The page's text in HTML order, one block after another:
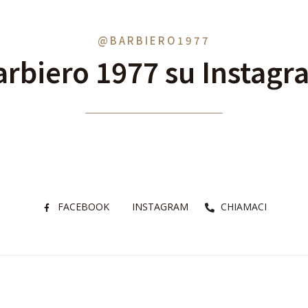
@BARBIERO1977
1977 su
FACEBOOK INSTAGRAM CHIAMACI